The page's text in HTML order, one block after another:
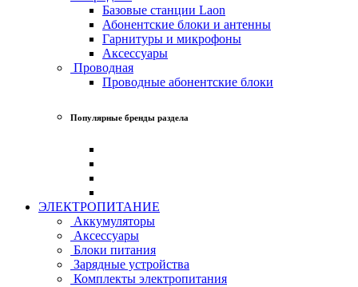
Базовые станции Laon
Абонентские блоки и антенны
Гарнитуры и микрофоны
Аксессуары
Проводная
Проводные абонентские блоки
Популярные бренды раздела
ЭЛЕКТРОПИТАНИЕ
Аккумуляторы
Аксессуары
Блоки питания
Зарядные устройства
Комплекты электропитания